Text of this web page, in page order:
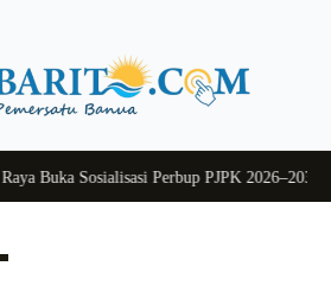
Sosialisasi Perbup PJPK 2026–2030